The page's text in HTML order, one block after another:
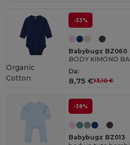
-33%
Babybugz BZ060
Da:
8,75 €13,10 €
Organic
Cotton
-38%
Babybugz BZ013